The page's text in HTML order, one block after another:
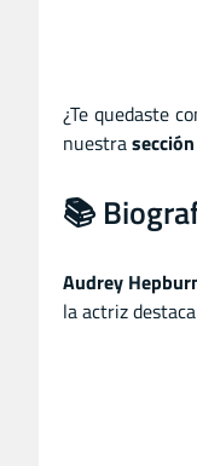
¿Te quedaste
nuestra
📚
Audrey
la actriz